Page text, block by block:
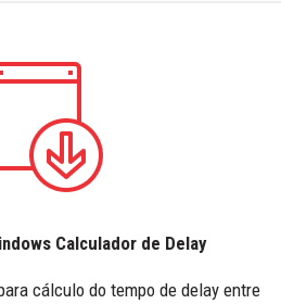
Calculador de Delay
cálculo do tempo de delay entre